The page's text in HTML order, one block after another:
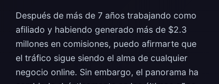
Después de más de 7 años trabajando como
afiliado y habiendo generado más de $2.3
millones en comisiones, puedo afirmarte que
el tráfico sigue siendo el alma de cualquier
negocio online. Sin embargo, el panorama ha